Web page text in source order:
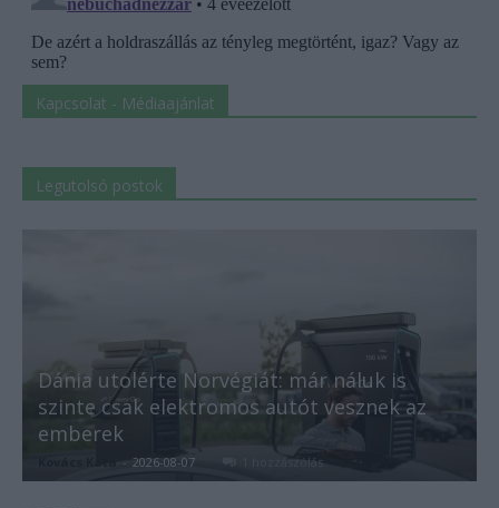
Kapcsolat - Médiaajánlat
Legutolsó postok
Dánia utolérte Norvégiát: már náluk is
szinte csak elektromos autót vesznek az
emberek
- 2026-08-07 1 hozzászólás